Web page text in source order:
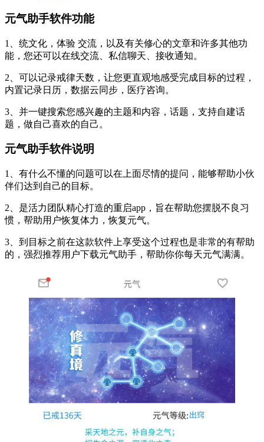
元气助手软件功能
1、统文化，体验 交流，以及有关修心的文章和许多其他功
能，您还可以在线交流、私信聊天、接收通知。
2、可以记录戒律天数，让您更直观地感受完成目标的过程，
内置记录日历，数据云同步，医疗咨询。
3、并一键搜索您感兴趣的主题和内容，话题，支持自建话
题，做自己喜欢的自己。
元气助手软件说明
1、有什么不懂的问题可以在上面尽情的提问，能够帮助小伙
伴们达到自己的目标。
2、是活力团队精心打造的重启app，旨在帮助您摆脱不良习
惯，帮助用户恢复体力，恢复元气。
3、到目标之前在这款软件上享受这个过程也是非常的有帮助
的，强烈推荐用户下载元气助手，帮助你你每天元气满满。